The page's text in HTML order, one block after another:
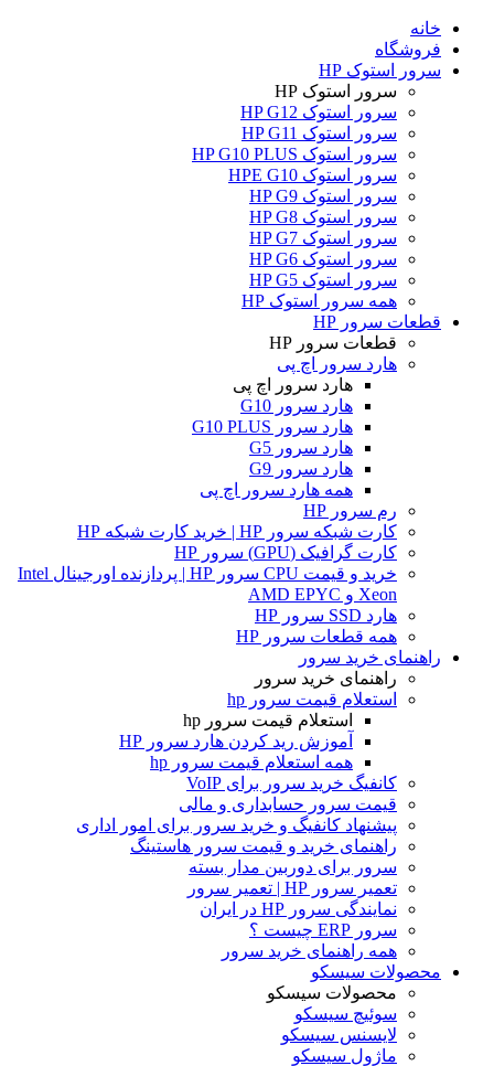
خانه
فروشگاه
سرور استوک HP
سرور استوک HP
سرور استوک HP G12
سرور استوک HP G11
سرور استوک HP G10 PLUS
سرور استوک HPE G10
سرور استوک HP G9
سرور استوک HP G8
سرور استوک HP G7
سرور استوک HP G6
سرور استوک HP G5
همه سرور استوک HP
قطعات سرور HP
قطعات سرور HP
هارد سرور اچ پی
هارد سرور اچ پی
هارد سرور G10
هارد سرور G10 PLUS
هارد سرور G5
هارد سرور G9
همه هارد سرور اچ پی
رم سرور HP
کارت شبکه سرور HP | خرید کارت شبکه HP
کارت گرافیک (GPU) سرور HP
خرید و قیمت CPU سرور HP | پردازنده اورجینال Intel
Xeon و AMD EPYC
هارد SSD سرور HP
همه قطعات سرور HP
راهنمای خرید سرور
راهنمای خرید سرور
استعلام قیمت سرور hp
استعلام قیمت سرور hp
آموزش ريد كردن هارد سرور HP
همه استعلام قیمت سرور hp
کانفیگ خرید سرور برای VoIP
قیمت سرور حسابداری و مالی
پیشنهاد کانفیگ و خرید سرور برای امور اداری
راهنمای خرید و قیمت سرور هاستینگ
سرور برای دوربین مدار بسته
تعمیر سرور HP | تعمیر سرور
نمایندگی سرور HP در ایران
سرور ERP چیست ؟
همه راهنمای خرید سرور
محصولات سیسکو
محصولات سیسکو
سوئیچ سیسکو
لایسنس سیسکو
ماژول سیسکو